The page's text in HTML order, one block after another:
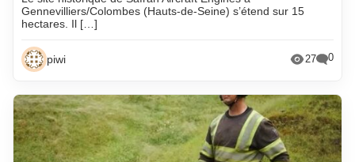
Gennevilliers/Colombes (Hauts-de-Seine) s’étend sur 15
hectares. Il […]
piwi 27 0